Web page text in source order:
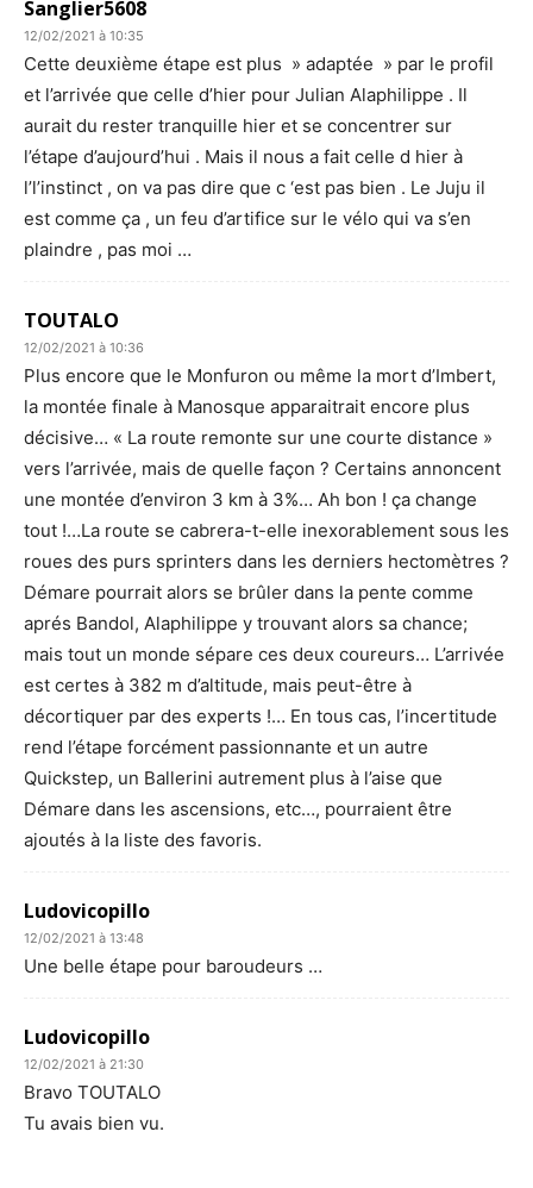
Sanglier5608
12/02/2021 à 10:35
Cette deuxième étape est plus » adaptée » par le profil
et l’arrivée que celle d’hier pour Julian Alaphilippe . Il
aurait du rester tranquille hier et se concentrer sur
l’étape d’aujourd’hui . Mais il nous a fait celle d hier à
l’l’instinct , on va pas dire que c ‘est pas bien . Le Juju il
est comme ça , un feu d’artifice sur le vélo qui va s’en
plaindre , pas moi …
TOUTALO
12/02/2021 à 10:36
Plus encore que le Monfuron ou même la mort d’Imbert,
la montée finale à Manosque apparaitrait encore plus
décisive… « La route remonte sur une courte distance »
vers l’arrivée, mais de quelle façon ? Certains annoncent
une montée d’environ 3 km à 3%… Ah bon ! ça change
tout !…La route se cabrera-t-elle inexorablement sous les
roues des purs sprinters dans les derniers hectomètres ?
Démare pourrait alors se brûler dans la pente comme
aprés Bandol, Alaphilippe y trouvant alors sa chance;
mais tout un monde sépare ces deux coureurs… L’arrivée
est certes à 382 m d’altitude, mais peut-être à
décortiquer par des experts !… En tous cas, l’incertitude
rend l’étape forcément passionnante et un autre
Quickstep, un Ballerini autrement plus à l’aise que
Démare dans les ascensions, etc…, pourraient être
ajoutés à la liste des favoris.
Ludovicopillo
12/02/2021 à 13:48
Une belle étape pour baroudeurs …
Ludovicopillo
12/02/2021 à 21:30
Bravo TOUTALO
Tu avais bien vu.